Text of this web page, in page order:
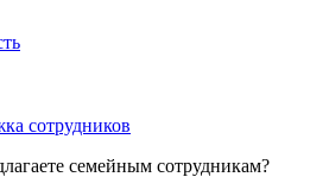
сотрудников
семейным сотрудникам?